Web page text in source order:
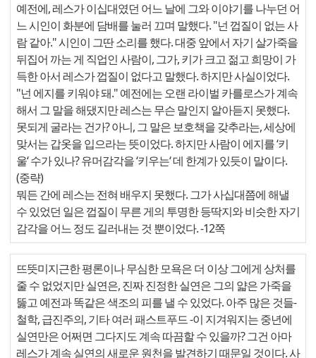
예전에, 레스가 이십대였던 어느 날에 그와 이야기를 나누던 어
느 시인이 화분에 담배를 눌러 끄며 말했다. "넌 껍질이 없는 사
람 같아." 시인이 그딴 소리를 했다. 대중 앞에서 자기 살가죽을
뒤집어 까는 게 직업인 사람이, 그가, 키가 크고 젊고 희망이 가
득한 아서 레스가 껍질이 없다고 말했다. 하지만 사실이었다.
"넌 에지를 키워야 돼." 예전에는 오랜 라이벌 카를로스가 계속
해서 그 말을 해댔지만 레스는 무슨 말인지 알아듣지 못했다.
못되게 굴라는 건가? 아니, 그 말은 보호책을 갖추라는, 세상에
맞서는 갑옷을 입으라는 뜻이었다. 하지만 사람이 에지를 ‘키
울‘ 수가 있나? 유머감각을 ‘키우는‘ 데 한계가 있듯이 말이다.
(중략)
뭐든 간에 레스는 전혀 배우지 못했다. 그가 사십대쯤에 해낼
수 있었던 일은 껍질이 무른 게의 투명한 등딱지와 비슷한 자기
감각을 어느 정도 길러내는 것 뿐이었다. -12쪽
뜨뜻미지근한 평론이나 무심한 모욕은 더 이상 그에게 상처를
줄 수 없었지만 실연은, 진짜 진정한 실연은 그의 얇은 가죽을
뚫고 예전과 똑같은 색조의 피를 낼 수 있었다. 아주 많은 것들-
철학, 급진주의, 기타 여러 패스트푸드 -이 지겨워지는 중년에
실연만은 어쩌면 그다지도 계속 따끔할 수 있을까? 그건 아마
레스가 계속 실연의 새로운 원천을 발견하기 때문일 것이다. 사